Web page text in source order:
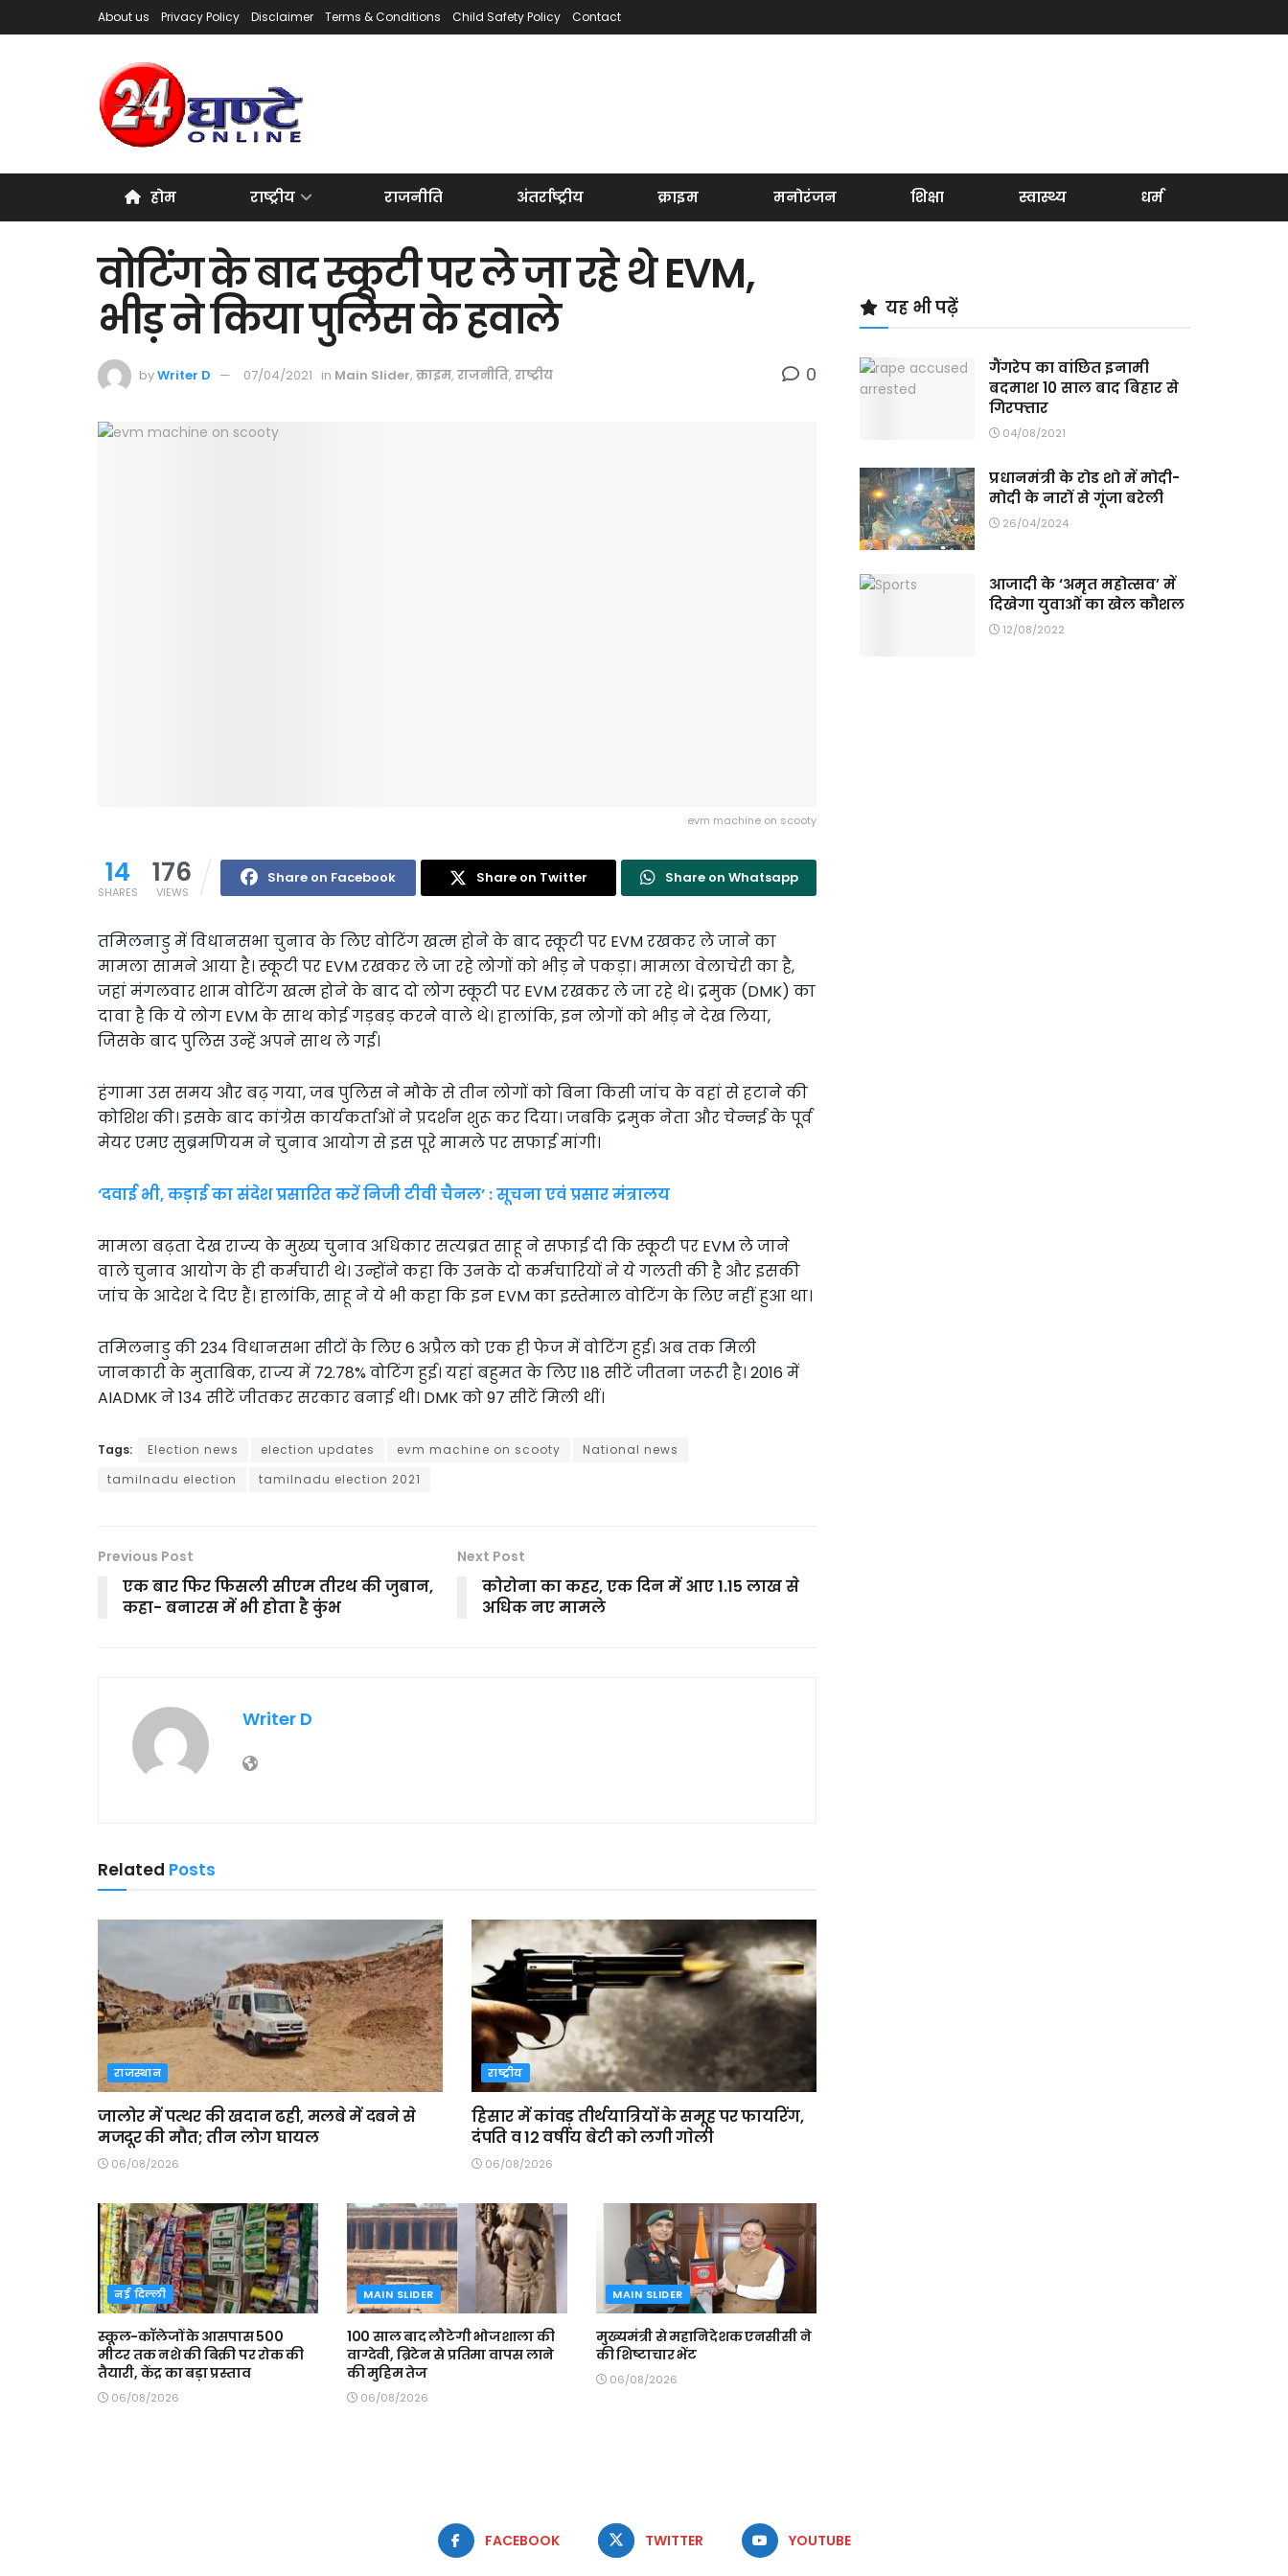
About us Privacy Policy Disclaimer Terms & Conditions Child Safety Policy Contact
होम राष्ट्रीय राजनीति अंतर्राष्ट्रीय क्राइम मनोरंजन शिक्षा स्वास्थ्य धर्म
वोटिंग के बाद स्कूटी पर ले जा रहे थे EVM,
भीड़ ने किया पुलिस के हवाले
byWriter D 07/04/2021 in Main Slider, क्राइम, राजनीति, राष्ट्रीय 0
evm machine on scooty
14
SHARES
176
VIEWS
Share on Facebook Share on Twitter Share on Whatsapp
तमिलनाडु में विधानसभा चुनाव के लिए वोटिंग खत्म होने के बाद स्कूटी पर EVM रखकर ले जाने का
मामला सामने आया है। स्कूटी पर EVM रखकर ले जा रहे लोगों को भीड़ ने पकड़ा। मामला वेलाचेरी का है,
जहां मंगलवार शाम वोटिंग खत्म होने के बाद दो लोग स्कूटी पर EVM रखकर ले जा रहे थे। द्रमुक (DMK) का
दावा है कि ये लोग EVM के साथ कोई गड़बड़ करने वाले थे। हालांकि, इन लोगों को भीड़ ने देख लिया,
जिसके बाद पुलिस उन्हें अपने साथ ले गई।
हंगामा उस समय और बढ़ गया, जब पुलिस ने मौके से तीन लोगों को बिना किसी जांच के वहां से हटाने की
कोशिश की। इसके बाद कांग्रेस कार्यकर्ताओं ने प्रदर्शन शुरू कर दिया। जबकि द्रमुक नेता और चेन्नई के पूर्व
मेयर एमए सुब्रमणियम ने चुनाव आयोग से इस पूरे मामले पर सफाई मांगी।
‘दवाई भी, कड़ाई का संदेश प्रसारित करें निजी टीवी चैनल’ : सूचना एवं प्रसार मंत्रालय
मामला बढ़ता देख राज्य के मुख्य चुनाव अधिकार सत्यब्रत साहू ने सफाई दी कि स्कूटी पर EVM ले जाने
वाले चुनाव आयोग के ही कर्मचारी थे। उन्होंने कहा कि उनके दो कर्मचारियों ने ये गलती की है और इसकी
जांच के आदेश दे दिए हैं। हालांकि, साहू ने ये भी कहा कि इन EVM का इस्तेमाल वोटिंग के लिए नहीं हुआ था।
तमिलनाडु की 234 विधानसभा सीटों के लिए 6 अप्रैल को एक ही फेज में वोटिंग हुई। अब तक मिली
जानकारी के मुताबिक, राज्य में 72.78% वोटिंग हुई। यहां बहुमत के लिए 118 सीटें जीतना जरूरी है। 2016 में
AIADMK ने 134 सीटें जीतकर सरकार बनाई थी। DMK को 97 सीटें मिली थीं।
Tags: Election news election updates evm machine on scooty
National news
tamilnadu election
tamilnadu election 2021
Previous Post
एक बार फिर फिसली सीएम तीरथ की जुबान,
कहा- बनारस में भी होता है कुंभ
Next Post
कोरोना का कहर, एक दिन में आए 1.15 लाख से
अधिक नए मामले
Writer D
Related Posts
राजस्थान
जालोर में पत्थर की खदान ढही, मलबे में दबने से
मजदूर की मौत; तीन लोग घायल
06/08/2026
राष्ट्रीय
हिसार में कांवड़ तीर्थयात्रियों के समूह पर फायरिंग,
दंपति व 12 वर्षीय बेटी को लगी गाेली
06/08/2026
नई दिल्ली
स्कूल-कॉलेजों के आसपास 500
मीटर तक नशे की बिक्री पर रोक की
तैयारी, केंद्र का बड़ा प्रस्ताव
06/08/2026
MAIN SLIDER
100 साल बाद लौटेगी भोजशाला की
वाग्देवी, ब्रिटेन से प्रतिमा वापस लाने
की मुहिम तेज
06/08/2026
MAIN SLIDER
मुख्यमंत्री से महानिदेशक एनसीसी ने
की शिष्टाचार भेंट
06/08/2026
यह भी पढ़ें
गैंगरेप का वांछित इनामी
बदमाश 10 साल बाद बिहार से
गिरफ्तार
04/08/2021
प्रधानमंत्री के रोड शो में मोदी-
मोदी के नारों से गूंजा बरेली
26/04/2024
आजादी के ‘अमृत महोत्सव’ में
दिखेगा युवाओं का खेल कौशल
12/08/2022
FACEBOOK TWITTER YOUTUBE